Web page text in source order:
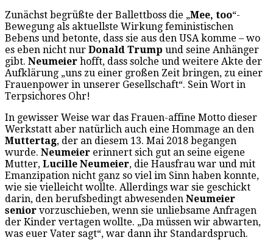
Zunächst begrüßte der Ballettboss die „Mee, too“-
Bewegung als aktuellste Wirkung feministischen
Bebens und betonte, dass sie aus den USA komme – wo
es eben nicht nur Donald Trump und seine Anhänger
gibt. Neumeier hofft, dass solche und weitere Akte der
Aufklärung „uns zu einer großen Zeit bringen, zu einer
Frauenpower in unserer Gesellschaft“. Sein Wort in
Terpsichores Ohr!
In gewisser Weise war das Frauen-affine Motto dieser
Werkstatt aber natürlich auch eine Hommage an den
Muttertag, der an diesem 13. Mai 2018 begangen
wurde. Neumeier erinnert sich gut an seine eigene
Mutter, Lucille Neumeier, die Hausfrau war und mit
Emanzipation nicht ganz so viel im Sinn haben konnte,
wie sie vielleicht wollte. Allerdings war sie geschickt
darin, den berufsbedingt abwesenden Neumeier
senior vorzuschieben, wenn sie unliebsame Anfragen
der Kinder vertagen wollte. „Da müssen wir abwarten,
was euer Vater sagt“, war dann ihr Standardspruch.